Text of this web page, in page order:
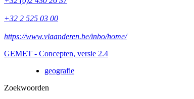
+32 2 525 03 00
https://www.vlaanderen.be/inbo/home/
GEMET - Concepten, versie 2.4
geografie
Zoekwoorden